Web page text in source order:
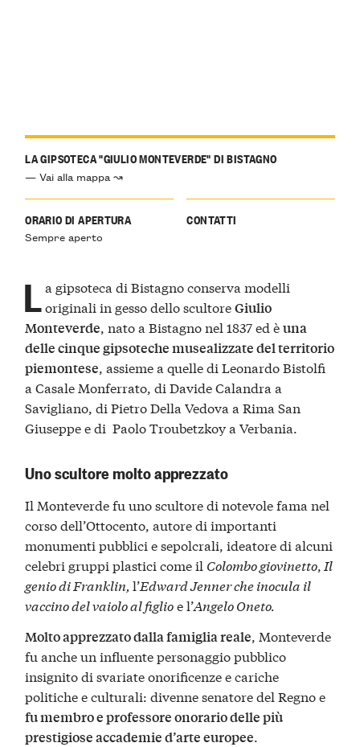
LA GIPSOTECA "GIULIO MONTEVERDE" DI BISTAGNO
— Vai alla mappa ↝
ORARIO DI APERTURA
Sempre aperto
CONTATTI
La gipsoteca di Bistagno conserva modelli
originali in gesso dello scultoreGiulio
Monteverde, nato a Bistagno nel 1837 ed èuna
delle cinque gipsoteche musealizzate del territorio
piemontese, assieme a quelle di Leonardo Bistolfi
a Casale Monferrato, di Davide Calandra a
Savigliano, di Pietro Della Vedova a Rima San
Giuseppe e di Paolo Troubetzkoy a Verbania.
Uno scultore molto apprezzato
Il Monteverde fu uno scultore di notevole fama nel
corso dell’Ottocento, autore di importanti
monumenti pubblici e sepolcrali, ideatore di alcuni
celebri gruppi plastici come il Colombo giovinetto, Il
genio di Franklin,l’Edward Jenner che inocula il
vaccino del vaiolo al figlioe l’Angelo Oneto.
Molto apprezzato dalla famiglia reale, Monteverde
fu anche un influente personaggio pubblico
insignito di svariate onorificenze e cariche
politiche e culturali: divenne senatore del Regno e
fu membro e professore onorario delle più
prestigiose accademie d’arte europee.